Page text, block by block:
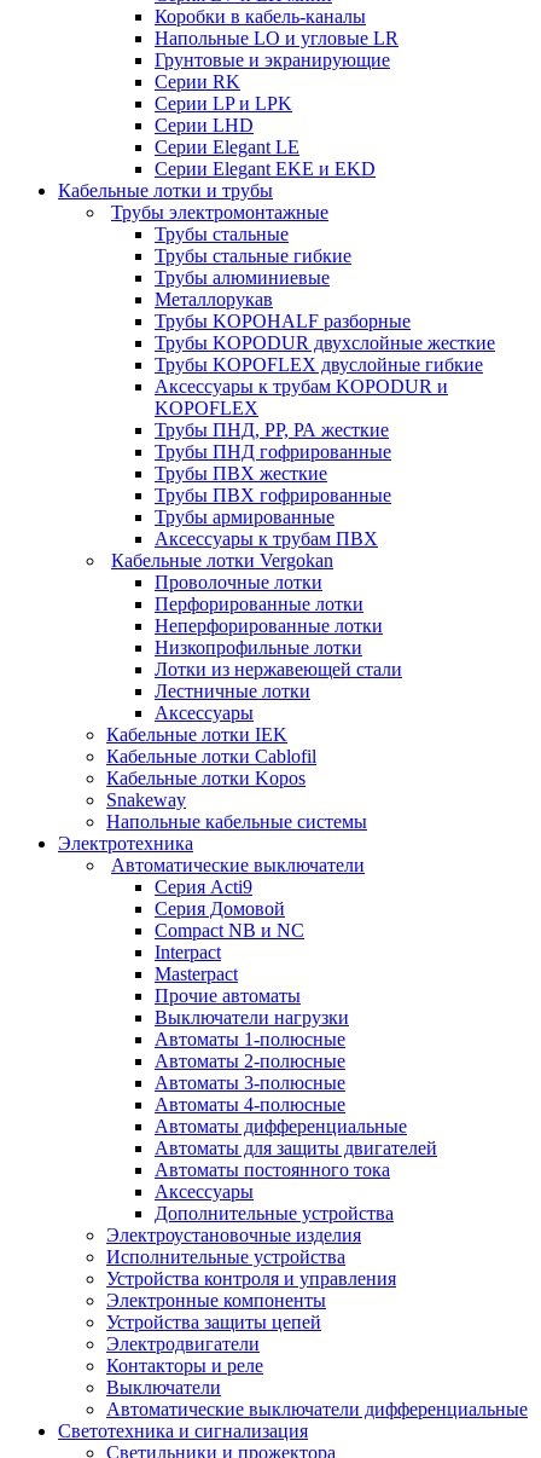
Коробки в кабель-каналы
Напольные LO и угловые LR
Грунтовые и экранирующие
Серии RK
Серии LP и LPK
Серии LHD
Серии Elegant LE
Серии Elegant EKE и EKD
Кабельные лотки и трубы
Трубы электромонтажные
Трубы стальные
Трубы стальные гибкие
Трубы алюминиевые
Металлорукав
Трубы KOPOHALF разборные
Трубы KOPODUR двухслойные жесткие
Трубы KOPOFLEX двуслойные гибкие
Аксессуары к трубам KOPODUR и
KOPOFLEX
Трубы ПНД, РР, РА жесткие
Трубы ПНД гофрированные
Трубы ПВХ жесткие
Трубы ПВХ гофрированные
Трубы армированные
Аксессуары к трубам ПВХ
Кабельные лотки Vergokan
Проволочные лотки
Перфорированные лотки
Неперфорированные лотки
Низкопрофильные лотки
Лотки из нержавеющей стали
Лестничные лотки
Аксессуары
Кабельные лотки IEK
Кабельные лотки Cablofil
Кабельные лотки Kopos
Snakeway
Напольные кабельные системы
Электротехника
Автоматические выключатели
Серия Acti9
Серия Домовой
Compact NB и NC
Interpact
Masterpact
Прочие автоматы
Выключатели нагрузки
Автоматы 1-полюсные
Автоматы 2-полюсные
Автоматы 3-полюсные
Автоматы 4-полюсные
Автоматы дифференциальные
Автоматы для защиты двигателей
Автоматы постоянного тока
Аксессуары
Дополнительные устройства
Электроустановочные изделия
Исполнительные устройства
Устройства контроля и управления
Электронные компоненты
Устройства защиты цепей
Электродвигатели
Контакторы и реле
Выключатели
Автоматические выключатели дифференциальные
Светотехника и сигнализация
Светильники и прожектора